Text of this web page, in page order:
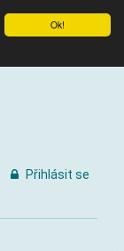
Ok!
Přihlásit se